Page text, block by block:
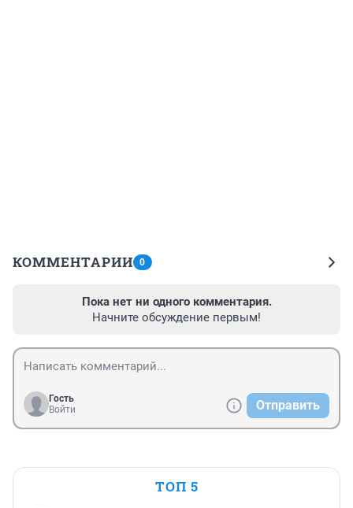
КОММЕНТАРИИ 0
Пока нет ни одного комментария.
Начните обсуждение первым!
Гость
Войти
Отправить
ТОП 5